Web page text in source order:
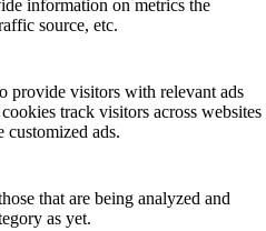
information on metrics the
source, etc.
provide visitors with relevant ads
track visitors across websites
ads.
that are being analyzed and
as yet.